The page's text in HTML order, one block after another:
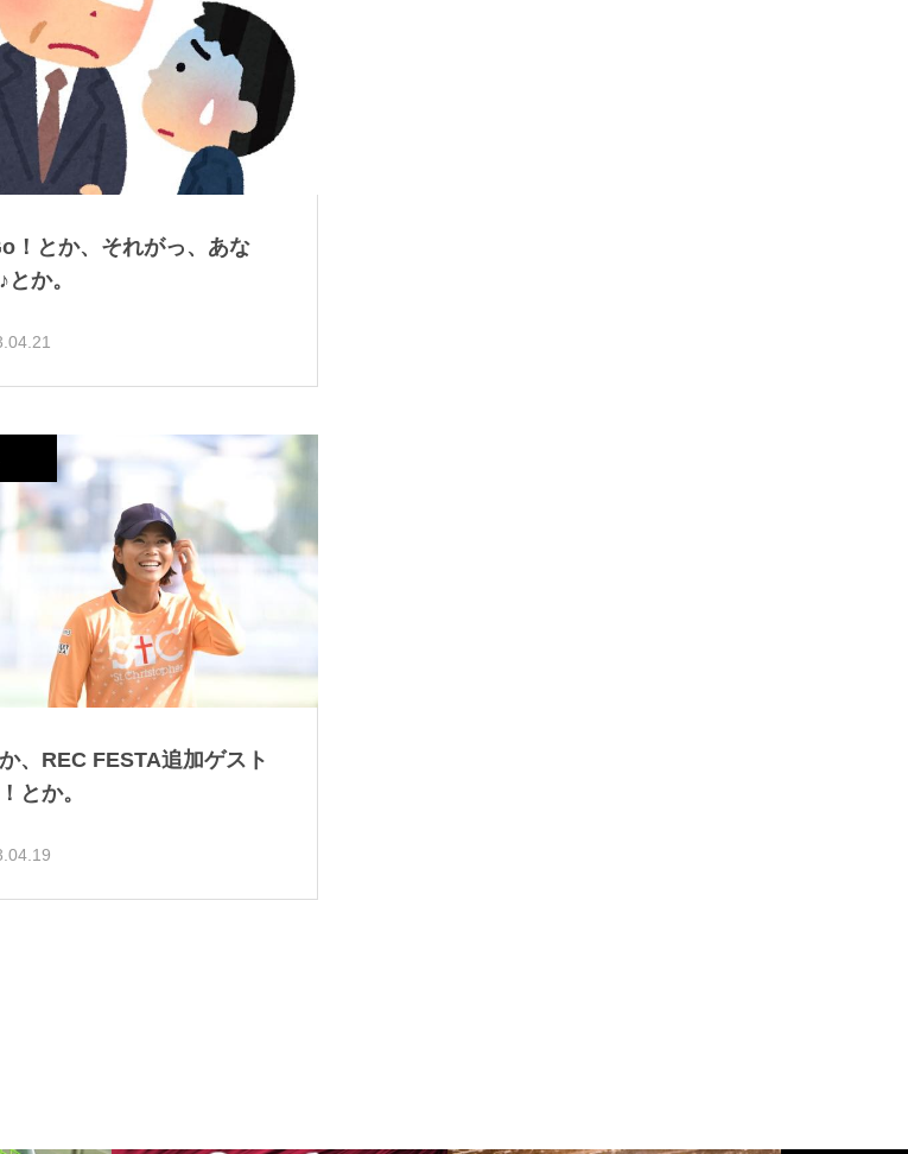
！とか、それがっ、あな
とか。
、REC FESTA追加ゲスト
とか。